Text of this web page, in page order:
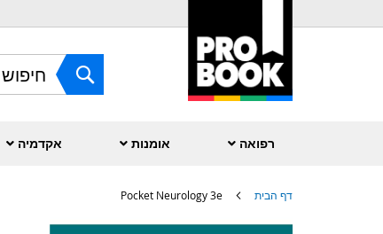
to
Content
חפש
רפואה אומנות אקדמיה
דף הבית Pocket Neurology 3e
לדלג